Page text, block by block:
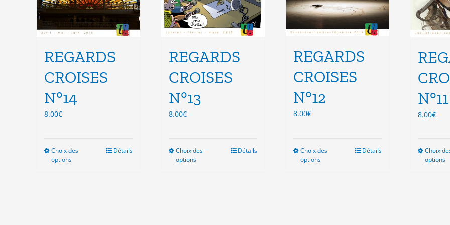
REGARDS
CROISES
N°14
8.00€
Choix des
options
Détails
REGARDS
CROISES
N°13
8.00€
Choix des
options
Détails
REGARDS
CROISES
N°12
8.00€
Choix des
options
Détails
N°11
8.00€
Choix
options